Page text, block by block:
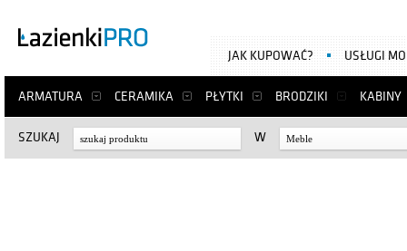
ARMATURA CERAMIKA PŁYTKI BRODZIKI KABINY
JAK KUPOWAĆ? USŁUGI
SZUKAJ W Meble